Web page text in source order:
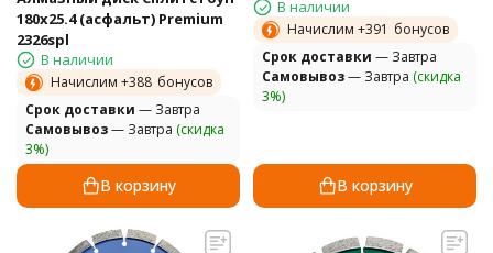
180х25.4 (асфальт) Premium
2326spl
В наличии
Начислим +388 бонусов
Cрок доставки — Завтра
Самовывоз— Завтра (скидка
3%)
В корзину
В наличии
Начислим +391 бонусов
Cрок доставки — Завтра
Самовывоз— Завтра (скидка
3%)
В корзину